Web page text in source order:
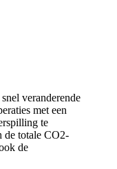
veranderende
met een
te
de totale CO2-
de